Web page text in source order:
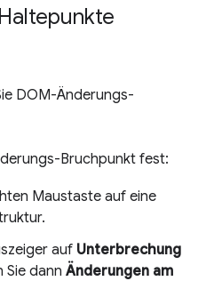
DOM-Änderungs-
Bruchpunkt fest:
Maustaste auf eine
auf Unterbrechung
Sie dann Änderungen am